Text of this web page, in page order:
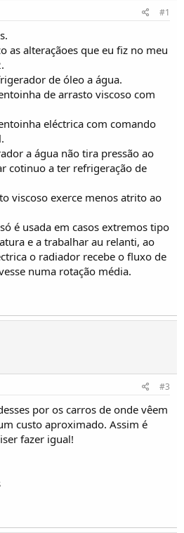
#1
as alteraçãoes que eu fiz no meu
de óleo a água.
de arrasto viscoso com
eléctrica com comando
a água não tira pressão ao
cotinuo a ter refrigeração de
viscoso exerce menos atrito ao
é usada em casos extremos tipo
e a trabalhar au relanti, ao
o radiador recebe o fluxo de
numa rotação média.
#3
por os carros de onde vêem
custo aproximado. Assim é
fazer igual!